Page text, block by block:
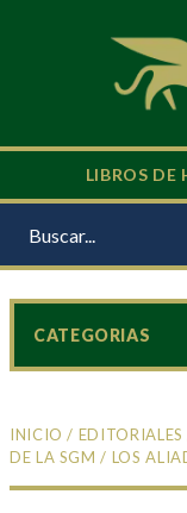
LIBROS DE
INICIO / EDITORIALES
DE LA SGM / LOS
CATEGORIAS